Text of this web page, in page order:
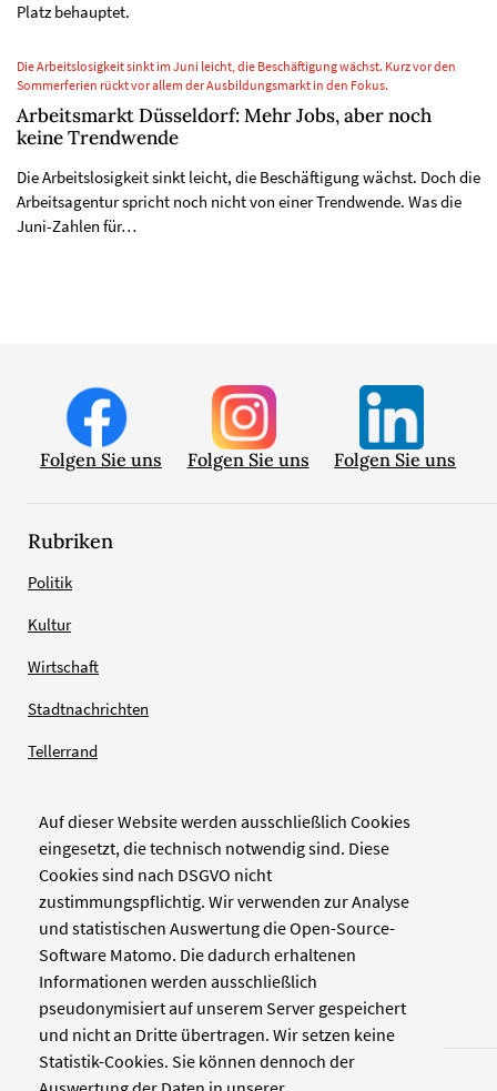
Auf dieser Website werden ausschließlich Cookies
eingesetzt, die technisch notwendig sind. Diese
Cookies sind nach DSGVO nicht
zustimmungspflichtig. Wir verwenden zur Analyse
und statistischen Auswertung die Open-Source-
Software Matomo. Die dadurch erhaltenen
Informationen werden ausschließlich
pseudonymisiert auf unserem Server gespeichert
und nicht an Dritte übertragen. Wir setzen keine
Statistik-Cookies. Sie können dennoch der
Platz behauptet.
Die Arbeitslosigkeit sinkt im Juni leicht, die Beschäftigung wächst. Kurz vor den
Sommerferien rückt vor allem der Ausbildungsmarkt in den Fokus.
Arbeitsmarkt Düsseldorf: Mehr Jobs, aber noch
keine Trendwende
Die Arbeitslosigkeit sinkt leicht, die Beschäftigung wächst. Doch die
Arbeitsagentur spricht noch nicht von einer Trendwende. Was die
Juni-Zahlen für…
Folgen Sie uns Folgen Sie uns Folgen Sie uns
Rubriken
Politik
Kultur
Wirtschaft
Stadtnachrichten
Tellerrand
Verlag
Zellwerk GmbH & Co KG
Pinienstraße 2
40233 Düsseldorf
www.zellwerk.com